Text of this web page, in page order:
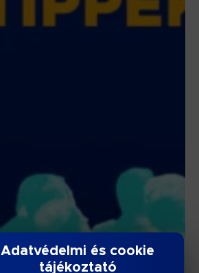
Adatvédelmi és cookie
tájékoztató